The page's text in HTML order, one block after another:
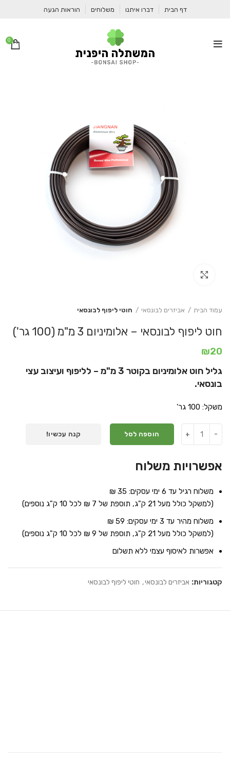
דף הבית דברו איתנו משלוחים הוראות הגעה
0
עמוד הבית אביזרים לבונסאי חוטי ליפוף לבונסאי
חוט ליפוף לבונסאי – אלומיניום 3 מ"מ (100 גר')
₪20
גליל חוט אלומיניום בקוטר 3 מ"מ – לליפוף ועיצוב עצי
בונסאי.
משקל: 100 גר'
הוספה לסל קנה עכשיו!
אפשרויות משלוח
משלוח רגיל עד 6 ימי עסקים: 35 ₪
(למשקל כולל מעל 21 ק"ג, תוספת של 7 ₪ לכל 10 ק"ג נוספים)
משלוח מהיר עד 3 ימי עסקים: 59 ₪
(למשקל כולל מעל 21 ק"ג, תוספת של 9 ₪ לכל 10 ק"ג נוספים)
אפשרות לאיסוף עצמי ללא תשלום
קטגוריות: אביזרים לבונסאי, חוטי ליפוף לבונסאי